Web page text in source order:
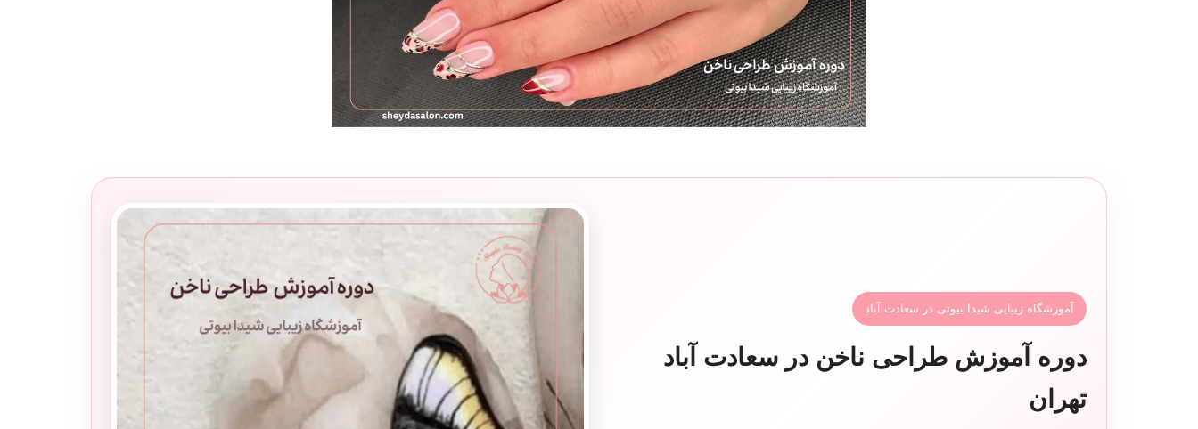
آموزشگاه زیبایی شیدا بیوتی در سعادت آباد
دوره آموزش طراحی ناخن در سعادت آباد
تهران